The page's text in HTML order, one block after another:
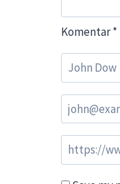
Komentar*